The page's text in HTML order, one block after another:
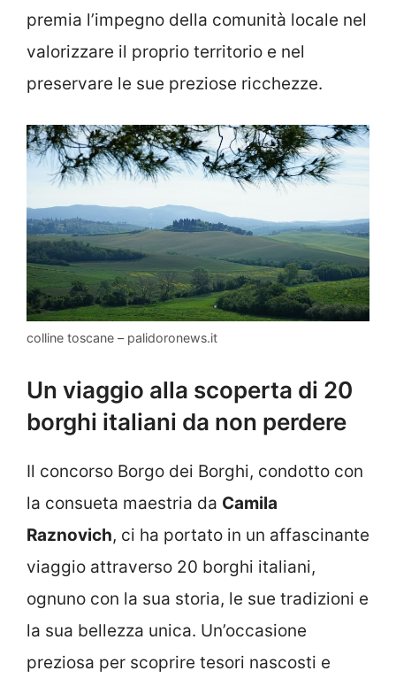
premia l’impegno della comunità locale nel
valorizzare il proprio territorio e nel
preservare le sue preziose ricchezze.
colline toscane – palidoronews.it
Un viaggio alla scoperta di 20
borghi italiani da non perdere
Il concorso Borgo dei Borghi, condotto con
la consueta maestria da Camila
Raznovich, ci ha portato in un affascinante
viaggio attraverso 20 borghi italiani,
ognuno con la sua storia, le sue tradizioni e
la sua bellezza unica. Un’occasione
preziosa per scoprire tesori nascosti e